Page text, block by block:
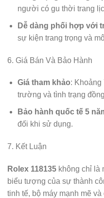
người có gu thời trang
Dễ dàng phối hợp với
sự kiện trang trọng và
6. Giá Bán Và Bảo Hành
Giá tham khảo: Khoảng
trường và tình trạng
Bảo hành quốc tế 5
đối khi sử dụng.
7. Kết Luận
Rolex 118135 không chỉ là
biểu tượng của sự thành
tinh tế, bộ máy mạnh mẽ